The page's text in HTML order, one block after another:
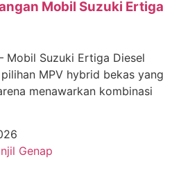
Mobil Suzuki Ertiga
Mobil Suzuki Ertiga Diesel
MPV hybrid bekas yang
menawarkan kombinasi